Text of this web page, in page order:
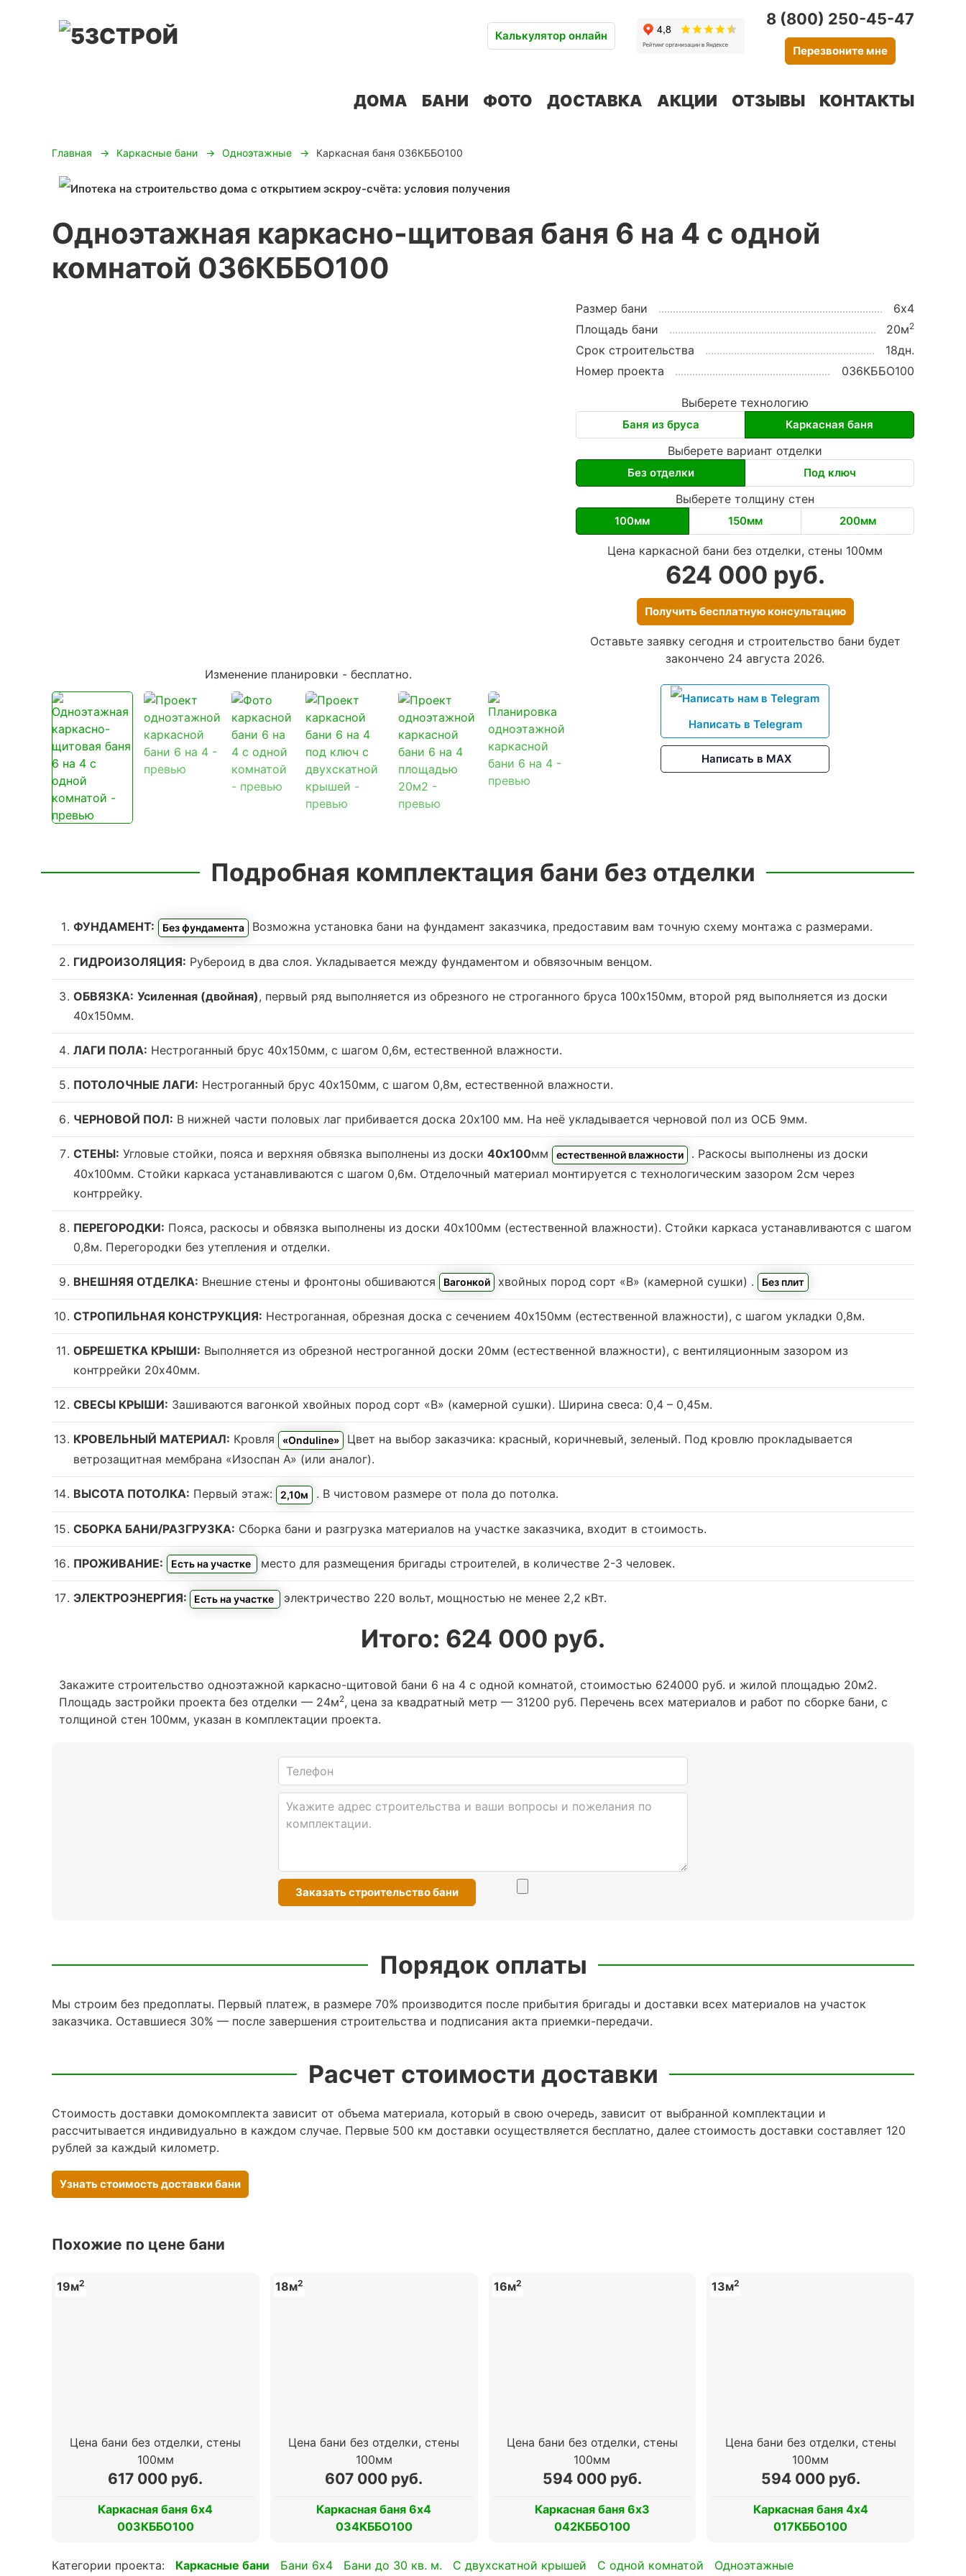
Калькулятор онлайн
8 (800) 250-45-47
Перезвоните мне
ДОМА БАНИ ФОТО ДОСТАВКА АКЦИИ ОТЗЫВЫ КОНТАКТЫ
Главная Каркасные бани Одноэтажные Каркасная баня 036КББО100
Одноэтажная каркасно-щитовая баня 6 на 4 с одной
комнатой 036КББО100
Изменение планировки - бесплатно.
Размер бани
6х4
Площадь бани
20м2
Срок строительства
18дн.
Номер проекта
036КББО100
Выберете технологию
Баня из бруса Каркасная баня
Выберете вариант отделки
Без отделки Под ключ
Выберете толщину стен
100мм 150мм 200мм
Цена каркасной бани без отделки, стены 100мм
624 000 руб.
Получить бесплатную консультацию
Оставьте заявку сегодня и строительство бани будет
закончено 24 августа 2026.
Написать в Telegram
Написать в MAX
Подробная комплектация бани без отделки
ФУНДАМЕНТ: Без фундамента Возможна установка бани на фундамент заказчика, предоставим вам точную схему монтажа с размерами.
ГИДРОИЗОЛЯЦИЯ: Рубероид в два слоя. Укладывается между фундаментом и обвязочным венцом.
ОБВЯЗКА: Усиленная (двойная), первый ряд выполняется из обрезного не строганного бруса 100х150мм, второй ряд выполняется из доски
40х150мм.
ЛАГИ ПОЛА: Нестроганный брус 40х150мм, с шагом 0,6м, естественной влажности.
ПОТОЛОЧНЫЕ ЛАГИ: Нестроганный брус 40х150мм, с шагом 0,8м, естественной влажности.
ЧЕРНОВОЙ ПОЛ: В нижней части половых лаг прибивается доска 20х100 мм. На неё укладывается черновой пол из ОСБ 9мм.
СТЕНЫ: Угловые стойки, пояса и верхняя обвязка выполнены из доски 40х100мм естественной влажности
. Раскосы выполнены из доски
40х100мм. Стойки каркаса устанавливаются с шагом 0,6м. Отделочный материал монтируется с технологическим зазором 2см через
контррейку.
ПЕРЕГОРОДКИ: Пояса, раскосы и обвязка выполнены из доски 40х100мм (естественной влажности). Стойки каркаса устанавливаются с шагом
0,8м. Перегородки без утепления и отделки.
ВНЕШНЯЯ ОТДЕЛКА: Внешние стены и фронтоны обшиваются Вагонкой хвойных пород сорт «В» (камерной сушки) . Без плит
СТРОПИЛЬНАЯ КОНСТРУКЦИЯ: Нестроганная, обрезная доска с сечением 40х150мм (естественной влажности), с шагом укладки 0,8м.
ОБРЕШЕТКА КРЫШИ: Выполняется из обрезной нестроганной доски 20мм (естественной влажности), с вентиляционным зазором из
контррейки 20х40мм.
СВЕСЫ КРЫШИ: Зашиваются вагонкой хвойных пород сорт «В» (камерной сушки). Ширина свеса: 0,4 – 0,45м.
КРОВЕЛЬНЫЙ МАТЕРИАЛ: Кровля «Onduline» Цвет на выбор заказчика: красный, коричневый, зеленый. Под кровлю прокладывается
ветрозащитная мембрана «Изоспан А» (или аналог).
ВЫСОТА ПОТОЛКА: Первый этаж: 2,10м . В чистовом размере от пола до потолка.
СБОРКА БАНИ/РАЗГРУЗКА: Сборка бани и разгрузка материалов на участке заказчика, входит в стоимость.
ПРОЖИВАНИЕ: Есть на участке место для размещения бригады строителей, в количестве 2-3 человек.
ЭЛЕКТРОЭНЕРГИЯ: Есть на участке электричество 220 вольт, мощностью не менее 2,2 кВт.
Итого: 624 000 руб.
Закажите строительство одноэтажной каркасно-щитовой бани 6 на 4 с одной комнатой, стоимостью 624000 руб. и жилой площадью 20м2.
Площадь застройки проекта без отделки — 24м2, цена за квадратный метр — 31200 руб. Перечень всех материалов и работ по сборке бани, с
толщиной стен 100мм, указан в комплектации проекта.
Заказать строительство бани
Порядок оплаты
Мы строим без предоплаты. Первый платеж, в размере 70% производится после прибытия бригады и доставки всех материалов на участок
заказчика. Оставшиеся 30% — после завершения строительства и подписания акта приемки-передачи.
Расчет стоимости доставки
Стоимость доставки домокомплекта зависит от объема материала, который в свою очередь, зависит от выбранной комплектации и
рассчитывается индивидуально в каждом случае. Первые 500 км доставки осуществляется бесплатно, далее стоимость доставки составляет 120
рублей за каждый километр.
Узнать стоимость доставки бани
Похожие по цене бани
19м2
Цена бани без отделки, стены
100мм
617 000 руб.
Каркасная баня 6х4
003КББО100
18м2
Цена бани без отделки, стены
100мм
607 000 руб.
Каркасная баня 6х4
034КББО100
16м2
Цена бани без отделки, стены
100мм
594 000 руб.
Каркасная баня 6х3
042КББО100
13м2
Цена бани без отделки, стены
100мм
594 000 руб.
Каркасная баня 4х4
017КББО100
Категории проекта: Каркасные бани Бани 6х4 Бани до 30 кв. м. с двухскатной крышей с одной комнатой Одноэтажные